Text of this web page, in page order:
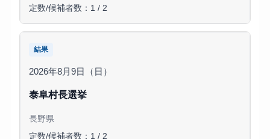
定数/候補者数：1 / 2
結果
2026年8月9日（日）
泰阜村長選挙
長野県
定数/候補者数：1 / 2